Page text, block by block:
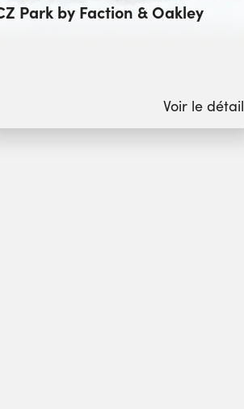
Park by Faction & Oakley
Voir le détail